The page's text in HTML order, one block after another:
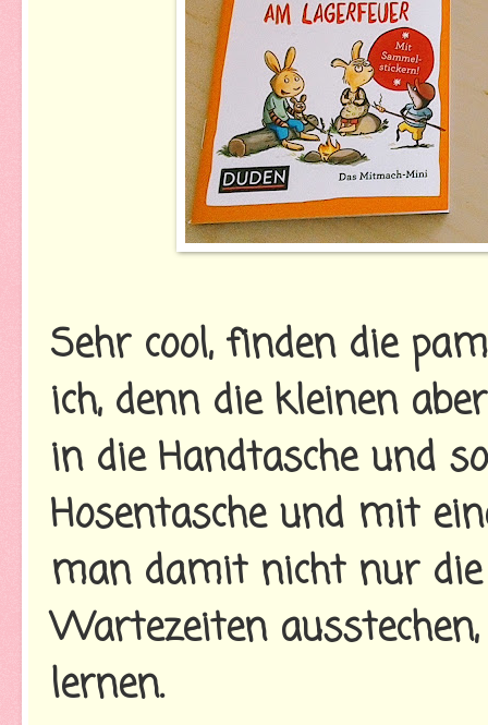
Sehr cool, finden die
ich, denn die kleinen
in die Handtasche und
Hosentasche und mit
man damit nicht nur
Wartezeiten
lernen.